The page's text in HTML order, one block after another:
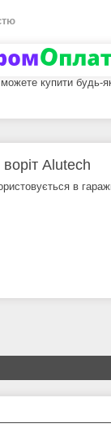
купити будь-
Alutech
в